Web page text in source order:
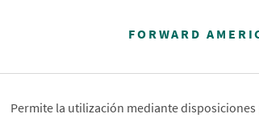
FORWARD
Permite la utilización mediante disposiciones